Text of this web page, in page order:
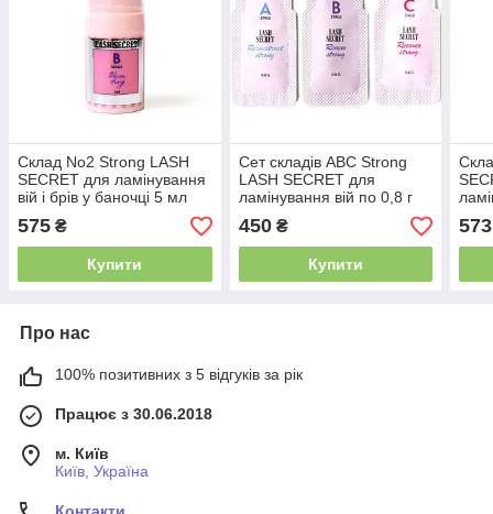
Склад No2 Strong LASH
SECRET для ламінування
вій і брів у баночці 5 мл
575 ₴
Купити
Сет складів АВС Strong
LASH SECRET для
ламінування вій по 0,8 г
450₴
Купити
573
Про нас
100% позитивних з 5 відгуків за рік
Працює з 30.06.2018
м. Київ
Київ, Україна